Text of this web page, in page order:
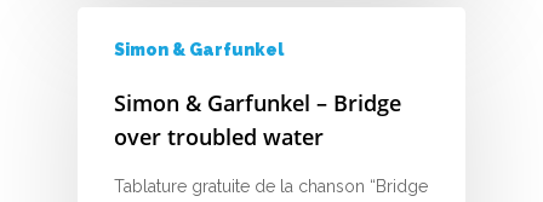
Simon & Garfunkel
Simon & Garfunkel – Bridge
over troubled water
Tablature gratuite de la chanson “Bridge
V
X
Y